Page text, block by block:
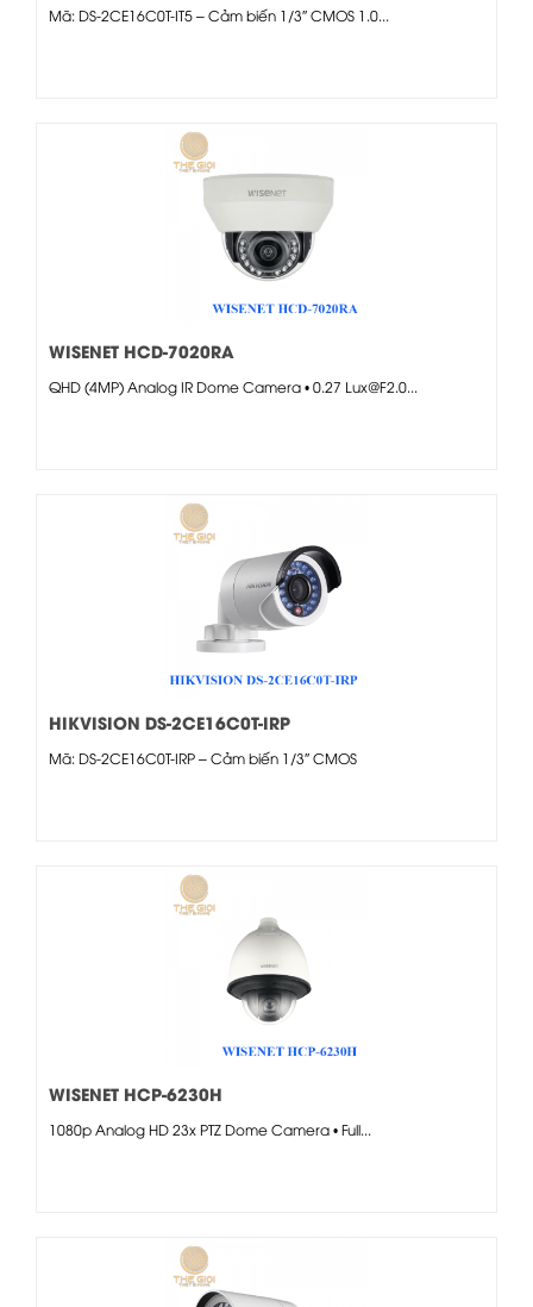
Mã: DS-2CE16C0T-IT5 – Cảm biến 1/3″ CMOS 1.0...
WISENET HCD-7020RA
QHD (4MP) Analog IR Dome Camera • 0.27 Lux@F2.0...
HIKVISION DS-2CE16C0T-IRP
Mã: DS-2CE16C0T-IRP – Cảm biến 1/3″ CMOS
WISENET HCP-6230H
1080p Analog HD 23x PTZ Dome Camera • Full...